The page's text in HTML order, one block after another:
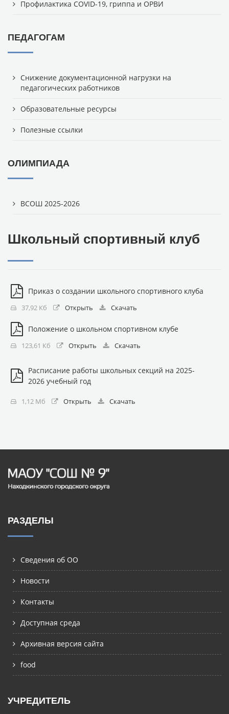
Профилактика COVID-19, гриппа и ОРВИ
ПЕДАГОГАМ
Снижение документационной нагрузки на
педагогических работников
Образовательные ресурсы
Полезные ссылки
ОЛИМПИАДА
ВСОШ 2025-2026
Школьный спортивный клуб
Приказ о создании школьного спортивного клуба
37,92 Кб Открыть Скачать
Положение о школьном спортивном клубе
123,61 Кб Открыть Скачать
Расписание работы школьных секций на 2025-
2026 учебный год
1,12 Мб Открыть Скачать
РАЗДЕЛЫ
Сведения об ОО
Новости
Контакты
Доступная среда
Архивная версия сайта
food
УЧРЕДИТЕЛЬ